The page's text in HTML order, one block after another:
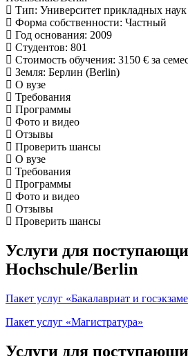
Тип: Университет прикладных наук
Форма собственности: Частный
Год основания: 2009
Студентов: 801
Стоимость обучения: 3150 € за
Земля: Берлин (Berlin)
О вузе
Требования
Программы
Фото и видео
Отзывы
Проверить шансы
О вузе
Требования
Программы
Фото и видео
Отзывы
Проверить шансы
Услуги для
Hochschule/Berlin
Пакет услуг «Бакалавриат и
Пакет услуг «Магистратура»
Услуги для